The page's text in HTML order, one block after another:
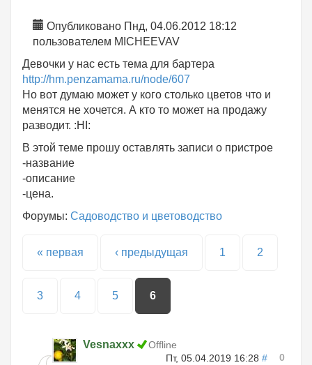
Опубликовано Пнд, 04.06.2012 18:12
пользователем MICHEEVAV
Девочки у нас есть тема для бартера
http://hm.penzamama.ru/node/607
Но вот думаю может у кого столько цветов что и
менятся не хочется. А кто то может на продажу
разводит. :HI:
В этой теме прошу оставлять записи о пристрое
-название
-описание
-цена.
Форумы: Садоводство и цветоводство
Страницы
« первая ‹ предыдущая 1 2
3 4 5 6
Vesnaxxx
Offline
Пт, 05.04.2019 16:28 # 0